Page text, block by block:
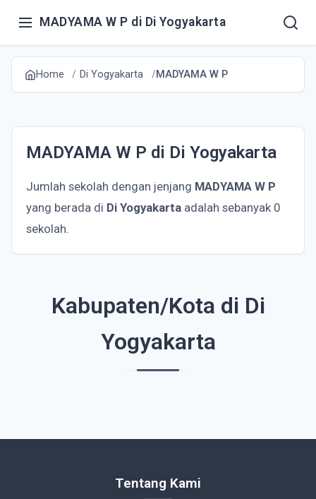
MADYAMA W P di Di Yogyakarta
Home Di Yogyakarta MADYAMA W P
MADYAMA W P di Di Yogyakarta
Jumlah sekolah dengan jenjang MADYAMA W P
yang berada di Di Yogyakarta adalah sebanyak 0
sekolah.
Kabupaten/Kota di Di
Yogyakarta
Tentang Kami